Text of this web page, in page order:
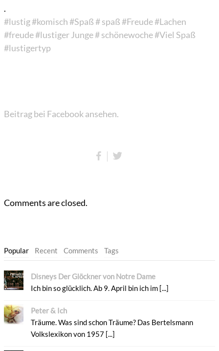
.
#lustig#komisch#Spaß# spaß#Freude#Lachen
#freude#lustiger Junge# schönewoche#Viel Spaß
#lustigertyp
Beitrag bei Facebook ansehen.
Comments are closed.
Popular Recent Comments Tags
Disneys Der Glöckner von Notre Dame
Ich bin so glücklich. Ab 9. April bin ich im [...]
Peter & Ich
Träume. Was sind schon Träume? Das Bertelsmann
Volkslexikon von 1957 [...]